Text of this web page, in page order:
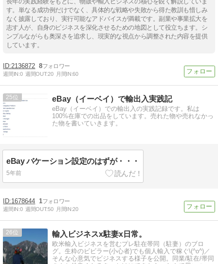
す。単なる成功例だけでなく、具体的な戦略や失敗から得た教訓も惜しみ
なく披露しており、実行可能なアドバイスが満載です。副業や事業拡大を
志す人が、自身のビジネスを深化させるための地図として役立ちます。シ
ンプルながらも奥深さを追求し、現実的な視点から調整された内容を提供
しています。
2136872 8
週間IN:0 週間OUT:20 月間IN:60
25 eBay（イーベイ）で輸出入実践記
eBay（イーベイ）での輸出入の実践記録です。私は
100%在庫での出品をしています。売れた物や売れなかっ
た物を書いていきます。
eBay バケーション設定のはずが・・・
5年前
1678644 1
週間IN:0 週間OUT:50 月間IN:20
26 輸入ビジネスx駐妻x日常。
欧米輸入ビジネスを営むプレ駐在帯同（駐妻）のブロ
グ。生粋のビビラー(小心者)でも個人輸入で稼ぐ\(^o^)／
そんな心意気でビジネスする様子を公開。同業/駐在/帯同